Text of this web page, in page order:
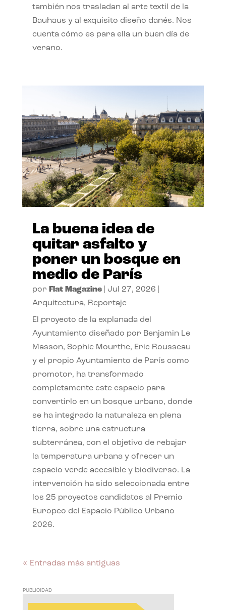
también nos trasladan al arte textil de la
Bauhaus y al exquisito diseño danés. Nos
cuenta cómo es para ella un buen día de
verano.
La buena idea de
quitar asfalto y
poner un bosque en
medio de París
por Flat Magazine| Jul 27, 2026
Arquitectura, Reportaje
El proyecto de la explanada del
Ayuntamiento diseñado por Benjamin Le
Masson, Sophie Mourthe, Eric Rousseau
y el propio Ayuntamiento de París como
promotor, ha transformado
completamente este espacio para
convertirlo en un bosque urbano, donde
se ha integrado la naturaleza en plena
tierra, sobre una estructura
subterránea, con el objetivo de rebajar
la temperatura urbana y ofrecer un
espacio verde accesible y biodiverso. La
intervención ha sido seleccionada entre
los 25 proyectos candidatos al Premio
Europeo del Espacio Público Urbano
2026.
« Entradas más antiguas
PUBLICIDAD